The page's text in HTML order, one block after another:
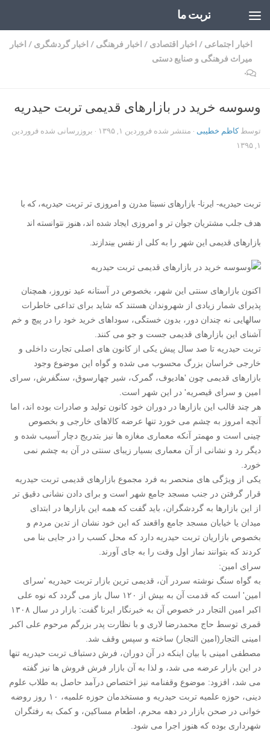
تربت ما
اخبار اجتماعی / اخبار اقتصادی / اخبار فرهنگی / اخبار گردشگری / اخبار
میراث فرهنگی و صنایع دستی
۰
وسوسه خرید در بازارهای قدیمی تربت حیدریه
توسطکاظم خطیبی · منتشر شده فروردین ۱, ۱۳۹۵ · بروزرسانی شده فروردین
۱, ۱۳۹۵
تربت حیدریه- ایرنا- بازارهای نسبتا مدرن و امروزی تر تربت حیدریه، که با
هدف جلب مشتریان جوان تر و امروزی ایجاد شده اند، هنوز نتوانسته اند
بازارهای قدیمی این شهر را به کلی از نفس بیندازند.
اکنون بازارهای سنتی این شهر، بخصوص در آستانه عید نوروز، همچنان
پذیرای شمار زیادی از شهروندان هستند که شاید برای تداعی خاطرات
سالهایی نه چندان دور، بدون خستگی، سوداهای خرید خود را در پیچ و خم
آشنای این بازارهای قدیمی جست و جو می کنند.
تربت حیدریه تا صد سال پیش یکی از کانون های اصلی تجارت داخلی و
خارجی خراسان بزرگ محسوب می شده و گواه این موضوع وجود
بازارهای قدیمی چون 'هادیوف، گمرک، شیر چهارسوق، سنگفرش، سرای
امین و سرای قیصریه' در این شهر است.
هر چند قالب این بازارها در دوران خود کانون تولید و صادرات بوده اند، اما
آنچه امروز به چشم می خورد تنها عرضه کالاهای خارجی و بخصوص
چینی است و مهمتر آنکه معماری مغازه ها نیز بتدریج دچار آسیب شده و
دیگر رد و نشانی از آن معماری بسیار زیبای سنتی در آن به چشم نمی
خورد.
یکی از ویژگی های منحصر به فرد مجموع بازارهای قدیمی تربت حیدریه
قرار گرفتن در جنب مسجد جامع شهر است و برای دادن نشانی دقیق تر
از این بازارها به گردشگران، باید گفت که همه این بازارها در ابتدای
میدان یا خیابان مسجد جامع واقعند که این خود نشان از تدین مردم و
بخصوص بازاریان تربت حیدریه دارد که محل کسب را در جایی بنا می
کردند که بتوانند نماز اول وقت را به جای آورند.
سرای امین:
به گواه سنگ نوشته سردر آن، قدیمی ترین بازار تربت حیدریه 'سرای
امین' است که قدمت آن به بیش از ۱۲۰ سال باز می گردد که نوه علی
اکبر امین التجار در خصوص آن به خبرنگار ایرنا گفت: بازار در سال ۱۳۰۸
قمری توسط حاج محمدرضا لاری و با نظارت پدر بزرگم مرحوم علی اکبر
امینی التجار(امین التجار) ساخته و سپس وقف شد.
مصطفی امینی با بیان اینکه در آن دوران، فرش دستباف تربت حیدریه تنها
در این بازار عرضه می شد، و لذا به آن بازار فرش فروش ها نیز گفته
می شد، افزود: موضوع وقفنامه نیز اختصاص درآمد حاصل به طلاب علوم
دینی، حوزه علمیه تربت حیدریه و مستخدمان حوزه علمیه، ۱۰ روز روضه
خوانی در صحن بازار در دهه محرم، اطعام مساکین، و کمک به رفتگران
شهرداری بوده که هنوز اجرا می شود.